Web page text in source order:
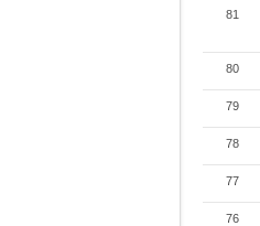
81
80
79
78
77
76